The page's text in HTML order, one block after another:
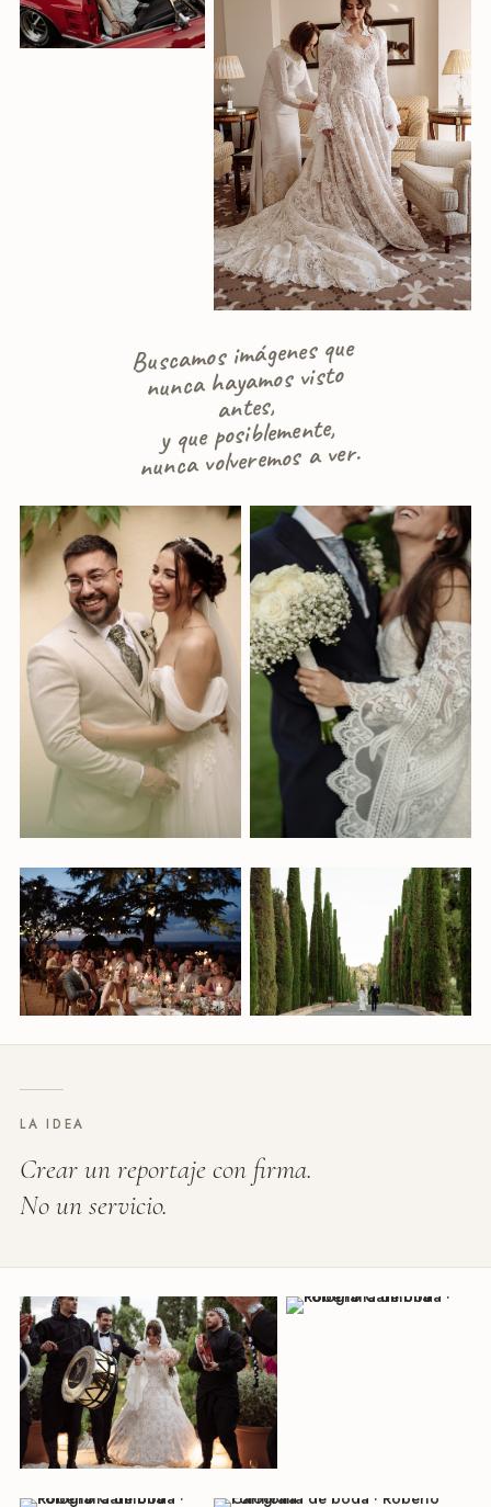
Buscamos imágenes que
nunca hayamos visto
antes,
y que posiblemente,
nunca volveremos a ver.
LA IDEA
Crear un reportaje con firma.
No un servicio.